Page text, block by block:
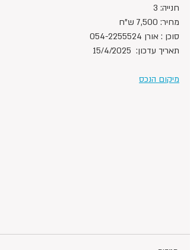
חנייה: 3
מחיר: 7,500 ש"ח
סוכן : אורן 054-2255524
תאריך עדכון:  15/4/2025
מיקום הנכס